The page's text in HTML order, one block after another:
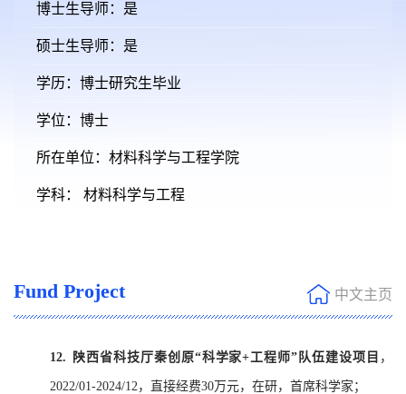
博士生导师：是
硕士生导师：是
学历：博士研究生毕业
学位：博士
所在单位：材料科学与工程学院
学科： 材料科学与工程
Fund Project 中文主页
12. 陕西省科技厅秦创原“科学家+工程师”队伍建设项目 ，
2022/01-2024/12，直接经费30万元，在研，首席科学家；